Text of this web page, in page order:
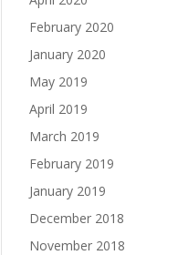
February 2020
January 2020
May 2019
April 2019
March 2019
February 2019
January 2019
December 2018
November 2018